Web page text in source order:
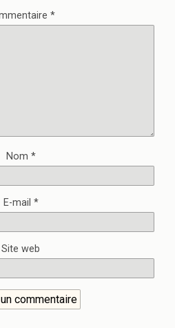
*
Nom *
E-mail *
Site web